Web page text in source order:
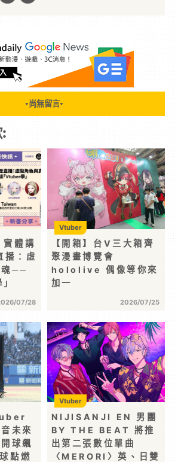
▼ 尚無留言▼
體講
播：虛
魂──
07/28
【開箱】台V三大箱齊
聚漫畫博覽會
hololive 偶像等你來
加一
2026/07/25
Vtuber
未來
球飆
點燃
NIJISANJI EN 男團
BY THE BEAT 將推
出第二張數位單曲
〈MERORI〉英、日雙
Vtuber